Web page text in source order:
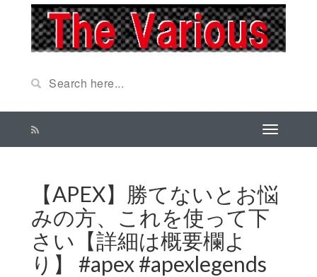
【APEX】勝てないとお悩
みの方、これを使って下
さい【詳細は概要欄よ
り】 #apex #apexlegends